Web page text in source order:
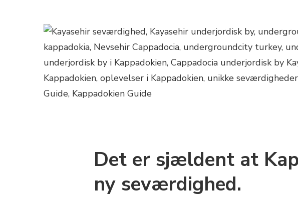
Det er sjældent at
ny seværdighed.